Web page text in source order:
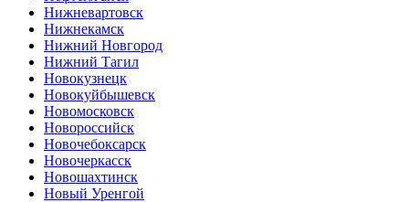
Нижневартовск
Нижнекамск
Нижний Новгород
Нижний Тагил
Новокузнецк
Новокуйбышевск
Новомосковск
Новороссийск
Новочебоксарск
Новочеркасск
Новошахтинск
Новый Уренгой